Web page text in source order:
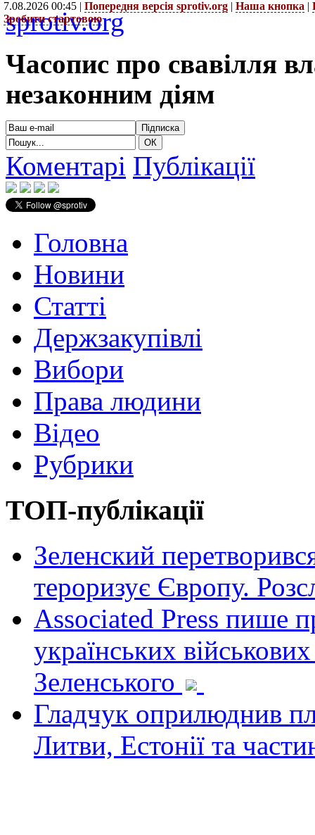
7.08.2026 00:45 | Попередня версія sprotiv.org | Наша кнопка |
Зробити стартовою
sprotiv.org
Часопис про свавілля
незаконним діям
Коментарі Публікації
Головна
Новини
Статті
Держзакупівлі
Вибори
Права людини
Відео
Рубрики
ТОП-публікації
Зеленский
тероризує Європу.
Associated Press пише
українських
Зеленського
Гладчук оприлюднив
Литви, Естонії та